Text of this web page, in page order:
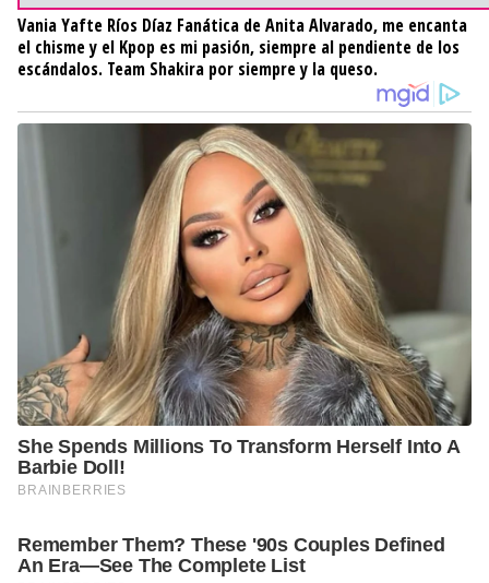
Vania Yafte Ríos Díaz Fanática de Anita Alvarado, me encanta
el chisme y el Kpop es mi pasión, siempre al pendiente de los
escándalos. Team Shakira por siempre y la queso.